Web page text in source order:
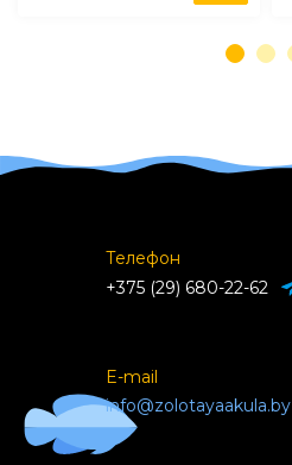
Телефон
+375 (29) 680-22-62
E-mail
info@zolotayaakula.by